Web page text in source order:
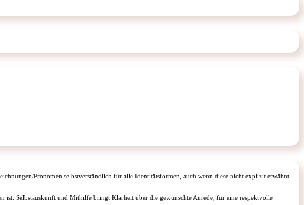
Pronomen selbstverständlich für alle Identitätsformen, auch wenn diese nicht explizit erwähnt
ist. Selbstauskunft und Mithilfe bringt Klarheit über die gewünschte Anrede, für eine respektvolle